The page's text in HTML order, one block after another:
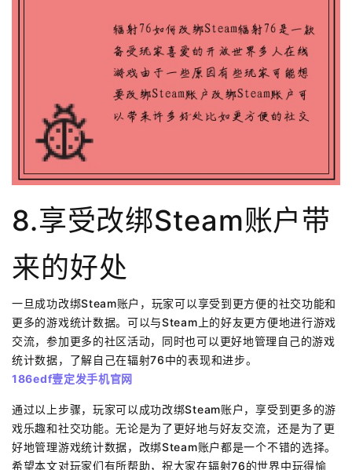
8.享受改绑Steam账户带
来的好处
一旦成功改绑Steam账户，玩家可以享受到更方便的社交功能和
更多的游戏统计数据。可以与Steam上的好友更方便地进行游戏
交流，参加更多的社区活动，同时也可以更好地管理自己的游戏
统计数据，了解自己在辐射76中的表现和进步。
186edf壹定发手机官网
通过以上步骤，玩家可以成功改绑Steam账户，享受到更多的游
戏乐趣和社交功能。无论是为了更好地与好友交流，还是为了更
好地管理游戏统计数据，改绑Steam账户都是一个不错的选择。
希望本文对玩家们有所帮助，祝大家在辐射76的世界中玩得愉